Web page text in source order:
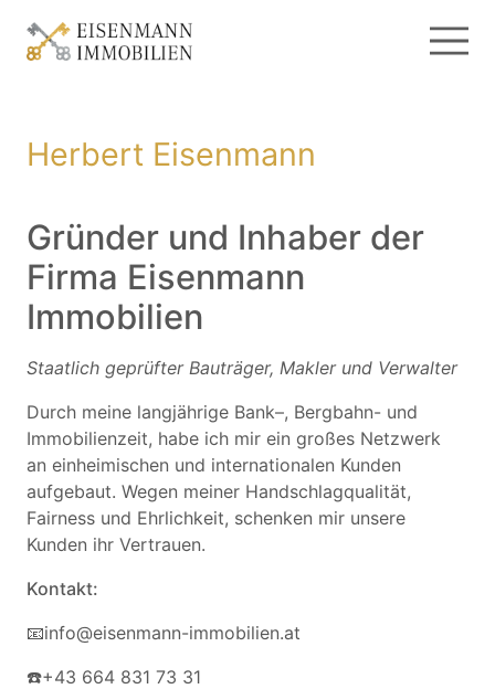
Herbert Eisenmann
Gründer und Inhaber der
Firma Eisenmann
Immobilien
Staatlich geprüfter Bauträger, Makler und Verwalter
Durch meine langjährige Bank–, Bergbahn- und
Immobilienzeit, habe ich mir ein großes Netzwerk
an einheimischen und internationalen Kunden
aufgebaut. Wegen meiner Handschlagqualität,
Fairness und Ehrlichkeit, schenken mir unsere
Kunden ihr Vertrauen.
Kontakt:
📧info@eisenmann-immobilien.at
☎️+43 664 831 73 31